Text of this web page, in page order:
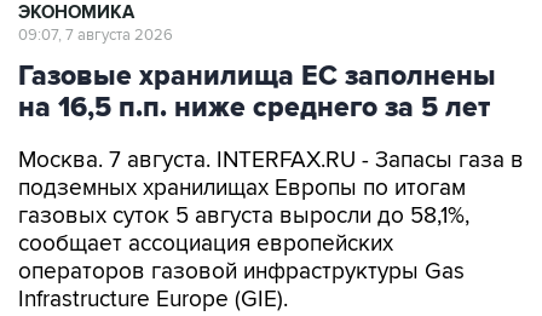
ЭКОНОМИКА
09:07, 7 августа 2026
Газовые хранилища ЕС заполнены
на 16,5 п.п. ниже среднего за 5 лет
Москва. 7 августа. INTERFAX.RU - Запасы газа в
подземных хранилищах Европы по итогам
газовых суток 5 августа выросли до 58,1%,
сообщает ассоциация европейских
операторов газовой инфраструктуры Gas
Infrastructure Europe (GIE).